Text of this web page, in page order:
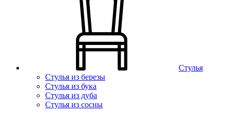
Стулья
Стулья из березы
Стулья из бука
Стулья из дуба
Стулья из сосны